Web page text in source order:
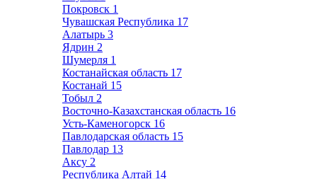
Покровск 1
Чувашская Республика 17
Алатырь 3
Ядрин 2
Шумерля 1
Костанайская область 17
Костанай 15
Тобыл 2
Восточно-Казахстанская область 16
Усть-Каменогорск 16
Павлодарская область 15
Павлодар 13
Аксу 2
Республика Алтай 14